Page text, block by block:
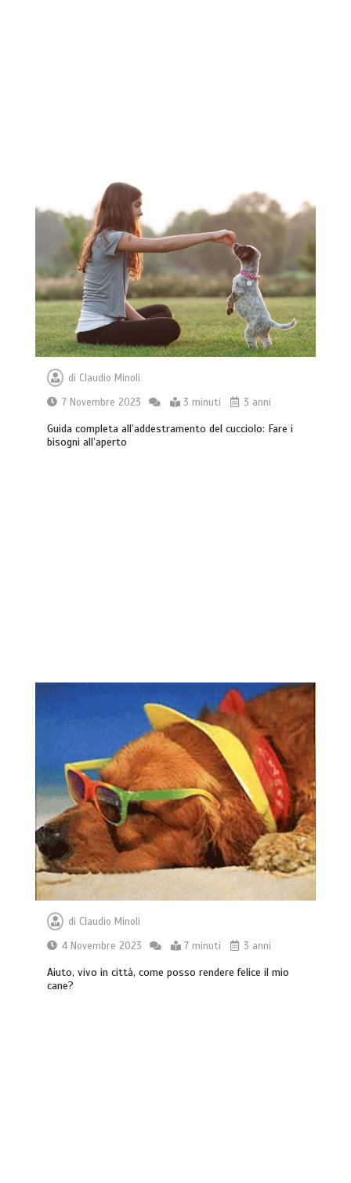
di Claudio Minoli
7 Novembre 2023
3 minuti 3 anni
Guida completa all’addestramento del cucciolo: Fare i
bisogni all’aperto
di Claudio Minoli
4 Novembre 2023
7 minuti 3 anni
Aiuto, vivo in città, come posso rendere felice il mio
cane?